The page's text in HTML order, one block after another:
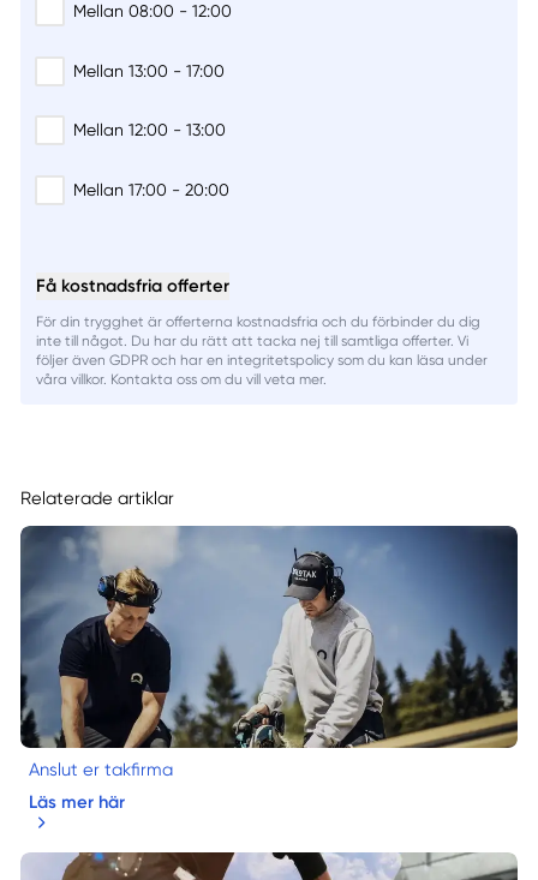
Mellan 08:00 - 12:00
Mellan 13:00 - 17:00
Mellan 12:00 - 13:00
Mellan 17:00 - 20:00
Få kostnadsfria offerter
För din trygghet är offerterna kostnadsfria och du förbinder du dig
inte till något. Du har du rätt att tacka nej till samtliga offerter. Vi
följer även GDPR och har en integritetspolicy som du kan läsa under
våra villkor. Kontakta oss om du vill veta mer.
Relaterade artiklar
Anslut er takfirma
Läs mer här